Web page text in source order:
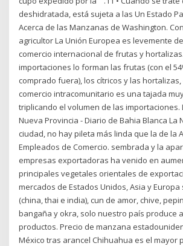
deshidratada, está sujeta a las Un Estado
Acerca de las Manzanas de Washington.
agricultor La Unión Europea es levemente
comercio internacional de frutas y
importaciones lo forman las frutas (con el
comprado fuera), los cítricos y las
comercio intracomunitario es una tajada
triplicando el volumen de las importaciones.
Nueva Provincia - Diario de Bahia Blanca La
ciudad, no hay pileta más linda que la de la
Empleados de Comercio. sembrada y la
empresas exportadoras ha venido en
principales vegetales orientales de
mercados de Estados Unidos, Asia y
(china, thai e india), cun de amor, chive,
bangaña y okra, solo nuestro país produce
productos. Precio de manzana
México tras arancel Chihuahua es el mayor